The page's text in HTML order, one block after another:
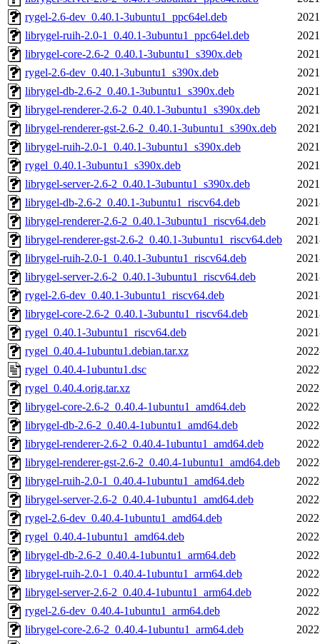
rygel-2.6-dev_0.40.1-3ubuntu1_ppc64el.deb
librygel-ruih-2.0-1_0.40.1-3ubuntu1_ppc64el.deb
librygel-core-2.6-2_0.40.1-3ubuntu1_s390x.deb
rygel-2.6-dev_0.40.1-3ubuntu1_s390x.deb
librygel-db-2.6-2_0.40.1-3ubuntu1_s390x.deb
librygel-renderer-2.6-2_0.40.1-3ubuntu1_s390x.deb
librygel-renderer-gst-2.6-2_0.40.1-3ubuntu1_s390x.deb
librygel-ruih-2.0-1_0.40.1-3ubuntu1_s390x.deb
rygel_0.40.1-3ubuntu1_s390x.deb
librygel-server-2.6-2_0.40.1-3ubuntu1_s390x.deb
librygel-db-2.6-2_0.40.1-3ubuntu1_riscv64.deb
librygel-renderer-2.6-2_0.40.1-3ubuntu1_riscv64.deb
librygel-renderer-gst-2.6-2_0.40.1-3ubuntu1_riscv64.deb
librygel-ruih-2.0-1_0.40.1-3ubuntu1_riscv64.deb
librygel-server-2.6-2_0.40.1-3ubuntu1_riscv64.deb
rygel-2.6-dev_0.40.1-3ubuntu1_riscv64.deb
librygel-core-2.6-2_0.40.1-3ubuntu1_riscv64.deb
rygel_0.40.1-3ubuntu1_riscv64.deb
rygel_0.40.4-1ubuntu1.debian.tar.xz
rygel_0.40.4-1ubuntu1.dsc
rygel_0.40.4.orig.tar.xz
librygel-core-2.6-2_0.40.4-1ubuntu1_amd64.deb
librygel-db-2.6-2_0.40.4-1ubuntu1_amd64.deb
librygel-renderer-2.6-2_0.40.4-1ubuntu1_amd64.deb
librygel-renderer-gst-2.6-2_0.40.4-1ubuntu1_amd64.deb
librygel-ruih-2.0-1_0.40.4-1ubuntu1_amd64.deb
librygel-server-2.6-2_0.40.4-1ubuntu1_amd64.deb
rygel-2.6-dev_0.40.4-1ubuntu1_amd64.deb
rygel_0.40.4-1ubuntu1_amd64.deb
librygel-db-2.6-2_0.40.4-1ubuntu1_arm64.deb
librygel-ruih-2.0-1_0.40.4-1ubuntu1_arm64.deb
librygel-server-2.6-2_0.40.4-1ubuntu1_arm64.deb
rygel-2.6-dev_0.40.4-1ubuntu1_arm64.deb
librygel-core-2.6-2_0.40.4-1ubuntu1_arm64.deb